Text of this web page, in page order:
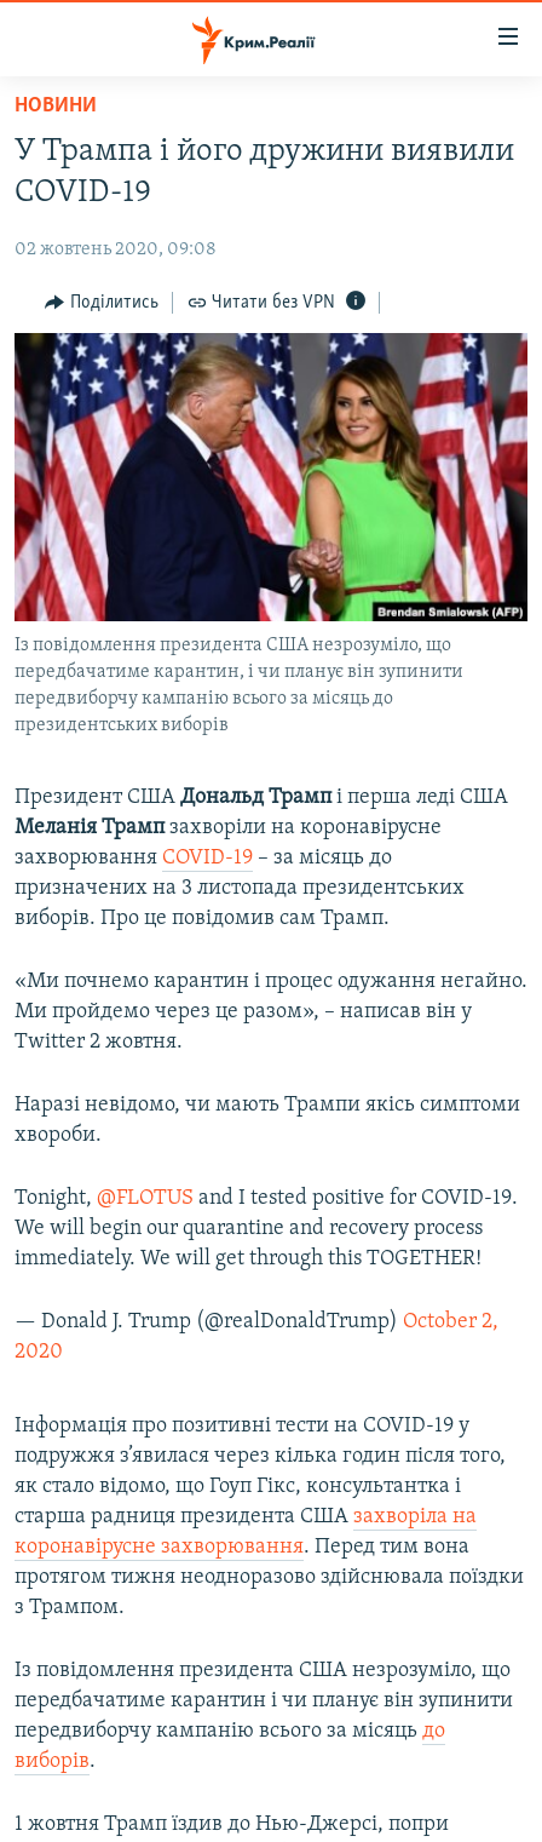
Перейти
основного
матеріалу
до
навігації
Перейти
до
пошуку
ВОДА.КРИМ
ПОЛІТИКА
БЛОГИ
ПОГЛЯД
ІНТЕРВ'Ю
ВСЕ ЗА ДЕНЬ
СПЕЦПРОЕКТИ
ДЕПОРТАЦІЯ
ВІДЕОУРОКИ «ELIFBE»
СВІДЧЕННЯ ОКУПАЦІЇ
УКРАЇНСЬКА ПРОБЛЕМА КРИМУ
ІНФОГРАФІКА
ЯК ОБІЙТИ БЛОКУВАННЯ
Русский
Qırımtatar
ДОЛУЧАЙСЯ!
Усі сайти RFE/RL
НОВИНИ
У Трампа і його дружини виявили
COVID-19
02 жовтень 2020, 09:08
Поділитись Читати без VPN
Із повідомлення президента США незрозуміло, що
передбачатиме карантин, і чи планує він зупинити
передвиборчу кампанію всього за місяць до
президентських виборів
Президент США Дональд Трампі перша леді США
Меланія Трампзахворіли на коронавірусне
захворювання COVID-19 – за місяць до
призначених на 3 листопада президентських
виборів. Про це повідомив сам Трамп.
«Ми почнемо карантин і процес одужання негайно.
Ми пройдемо через це разом», – написав він у
Twitter 2 жовтня.
Наразі невідомо, чи мають Трампи якісь симптоми
хвороби.
Tonight, @FLOTUS and I tested positive for COVID-19.
We will begin our quarantine and recovery process
immediately. We will get through this TOGETHER!
— Donald J. Trump (@realDonaldTrump) October 2,
2020
Інформація про позитивні тести на COVID-19 у
подружжя з’явилася через кілька годин після того,
як стало відомо, що Гоуп Гікс, консультантка і
старша радниця президента США захворіла на
коронавірусне захворювання. Перед тим вона
протягом тижня неодноразово здійснювала поїздки
з Трампом.
Із повідомлення президента США незрозуміло, що
передбачатиме карантин і чи планує він зупинити
передвиборчу кампанію всього за місяць до
виборів.
1 жовтня Трамп їздив до Нью-Джерсі, попри